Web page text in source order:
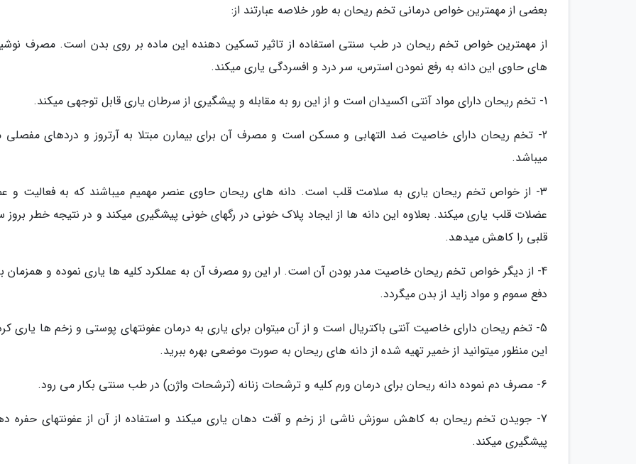
بعضی از مهمترین خواص درمانی تخم ریحان به طور خلاصه عبارتند از:
از مهمترین خواص تخم ریحان در طب سنتی استفاده از تاثیر تسکین دهنده این ماده بر روی بدن است. مصرف
های حاوی این دانه به رفع نمودن استرس، سر درد و افسردگی یاری میکند.
1- تخم ریحان دارای مواد آنتی اکسیدان است و از این رو به مقابله و پیشگیری از سرطان یاری قابل توجهی میکند.
2- تخم ریحان دارای خاصیت ضد التهابی و مسکن است و مصرف آن برای بیمارن مبتلا به آرتروز و دردهای مفصلی
میباشد.
3- از خواص تخم ریحان یاری به سلامت قلب است. دانه های ریحان حاوی عنصر مهمیم میباشند که به فعالیت و
عضلات قلب یاری میکند. بعلاوه این دانه ها از ایجاد پلاک خونی در رگهای خونی پیشگیری میکند و در نتیجه خطر بروز
قلبی را کاهش میدهد.
4- از دیگر خواص تخم ریحان خاصیت مدر بودن آن است. ار این رو مصرف آن به عملکرد کلیه ها یاری نموده و همزمان
دفع سموم و مواد زاید از بدن میگردد.
5- تخم ریحان دارای خاصیت آنتی باکتریال است و از آن میتوان برای یاری به درمان عفونتهای پوستی و زخم ها یاری
این منظور میتوانید از خمیر تهیه شده از دانه های ریحان به صورت موضعی بهره ببرید.
6- مصرف دم نموده دانه ریحان برای درمان ورم کلیه و ترشحات زنانه (ترشحات واژن) در طب سنتی بکار می رود.
7- جویدن تخم ریحان به کاهش سوزش ناشی از زخم و آفت دهان یاری میکند و استفاده از آن از عفونتهای حفره
پیشگیری میکند.